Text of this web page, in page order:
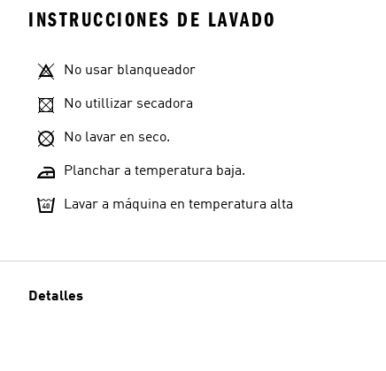
INSTRUCCIONES DE LAVADO
No usar blanqueador
No utillizar secadora
No lavar en seco.
Planchar a temperatura baja.
Lavar a máquina en temperatura alta
Detalles